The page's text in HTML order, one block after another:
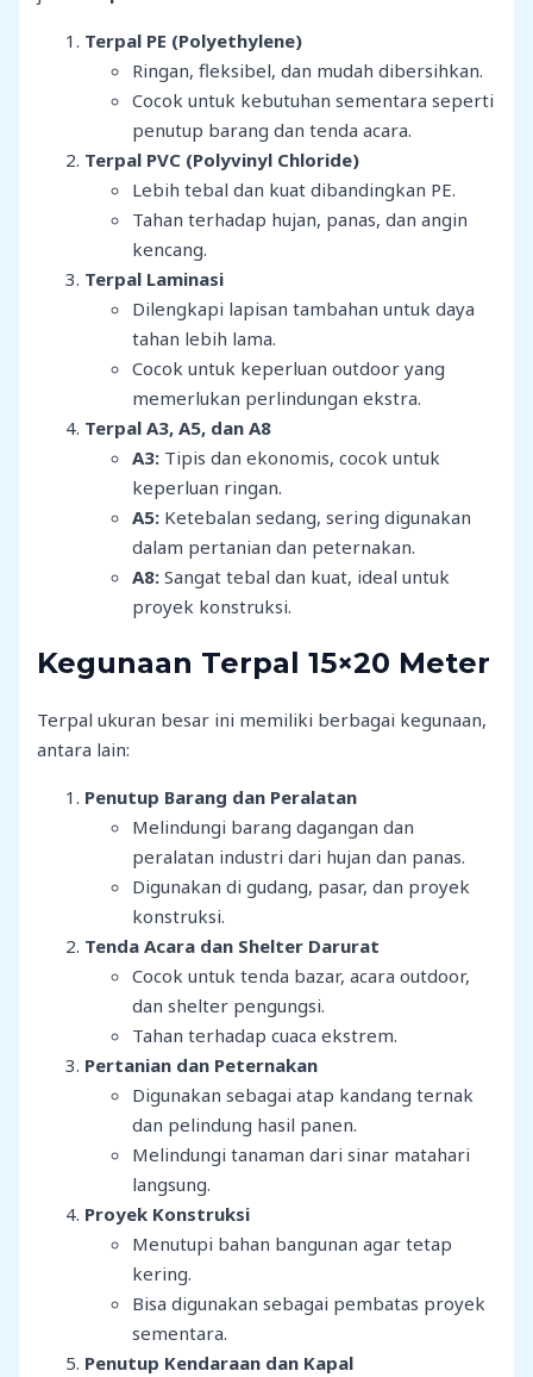
Terpal PE (Polyethylene)
Ringan, fleksibel, dan mudah dibersihkan.
Cocok untuk kebutuhan sementara seperti
penutup barang dan tenda acara.
Terpal PVC (Polyvinyl Chloride)
Lebih tebal dan kuat dibandingkan PE.
Tahan terhadap hujan, panas, dan angin
kencang.
Terpal Laminasi
Dilengkapi lapisan tambahan untuk daya
tahan lebih lama.
Cocok untuk keperluan outdoor yang
memerlukan perlindungan ekstra.
Terpal A3, A5, dan A8
A3: Tipis dan ekonomis, cocok untuk
keperluan ringan.
A5: Ketebalan sedang, sering digunakan
dalam pertanian dan peternakan.
A8: Sangat tebal dan kuat, ideal untuk
proyek konstruksi.
Kegunaan Terpal 15×20 Meter
Terpal ukuran besar ini memiliki berbagai kegunaan,
antara lain:
Penutup Barang dan Peralatan
Melindungi barang dagangan dan
peralatan industri dari hujan dan panas.
Digunakan di gudang, pasar, dan proyek
konstruksi.
Tenda Acara dan Shelter Darurat
Cocok untuk tenda bazar, acara outdoor,
dan shelter pengungsi.
Tahan terhadap cuaca ekstrem.
Pertanian dan Peternakan
Digunakan sebagai atap kandang ternak
dan pelindung hasil panen.
Melindungi tanaman dari sinar matahari
langsung.
Proyek Konstruksi
Menutupi bahan bangunan agar tetap
kering.
Bisa digunakan sebagai pembatas proyek
sementara.
Penutup Kendaraan dan Kapal